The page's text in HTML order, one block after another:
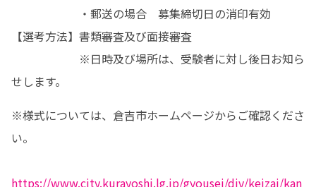
・郵送の場合　募集締切日の消印有効
【選考方法】書類審査及び面接審査
※日時及び場所は、受験者に対し後日お知ら
せします。
※様式については、倉吉市ホームページからご確認くださ
い。
https://www.city.kurayoshi.lg.jp/gyousei/div/keizai/kan